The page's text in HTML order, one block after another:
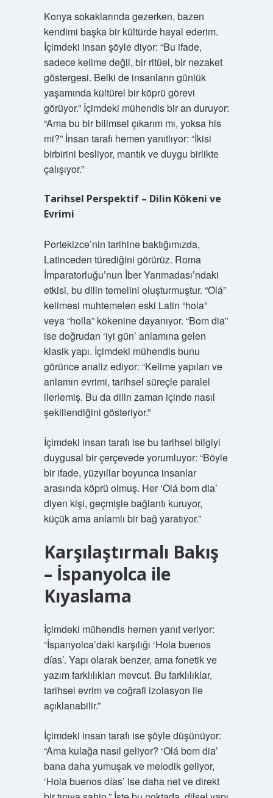
Konya sokaklarında gezerken, bazen
kendimi başka bir kültürde hayal ederim.
İçimdeki insan şöyle diyor: “Bu ifade,
sadece kelime değil, bir ritüel, bir nezaket
göstergesi. Belki de insanların günlük
yaşamında kültürel bir köprü görevi
görüyor.” İçimdeki mühendis bir an duruyor:
“Ama bu bir bilimsel çıkarım mı, yoksa his
mi?” İnsan tarafı hemen yanıtlıyor: “İkisi
birbirini besliyor, mantık ve duygu birlikte
çalışıyor.”
Tarihsel Perspektif – Dilin Kökeni ve
Evrimi
Portekizce’nin tarihine baktığımızda,
Latinceden türediğini görürüz. Roma
İmparatorluğu’nun İber Yarımadası’ndaki
etkisi, bu dilin temelini oluşturmuştur. “Olá”
kelimesi muhtemelen eski Latin “hola”
veya “holla” kökenine dayanıyor. “Bom dia”
ise doğrudan ‘iyi gün’ anlamına gelen
klasik yapı. İçimdeki mühendis bunu
görünce analiz ediyor: “Kelime yapıları ve
anlamın evrimi, tarihsel süreçle paralel
ilerlemiş. Bu da dilin zaman içinde nasıl
şekillendiğini gösteriyor.”
İçimdeki insan tarafı ise bu tarihsel bilgiyi
duygusal bir çerçevede yorumluyor: “Böyle
bir ifade, yüzyıllar boyunca insanlar
arasında köprü olmuş. Her ‘Olá bom dia’
diyen kişi, geçmişle bağlantı kuruyor,
küçük ama anlamlı bir bağ yaratıyor.”
Karşılaştırmalı Bakış
– İspanyolca ile
Kıyaslama
İçimdeki mühendis hemen yanıt veriyor:
“İspanyolca’daki karşılığı ‘Hola buenos
días’. Yapı olarak benzer, ama fonetik ve
yazım farklılıkları mevcut. Bu farklılıklar,
tarihsel evrim ve coğrafi izolasyon ile
açıklanabilir.”
İçimdeki insan tarafı ise şöyle düşünüyor:
“Ama kulağa nasıl geliyor? ‘Olá bom dia’
bana daha yumuşak ve melodik geliyor,
‘Hola buenos días’ ise daha net ve direkt